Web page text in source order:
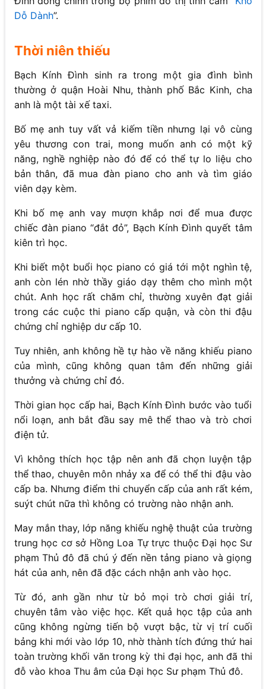
Dỗ Dành”.
Thời niên thiếu
Bạch Kính Đình sinh ra trong một gia đình bình
thường ở quận Hoài Nhu, thành phố Bắc Kinh, cha
anh là một tài xế taxi.
Bố mẹ anh tuy vất vả kiếm tiền nhưng lại vô cùng
yêu thương con trai, mong muốn anh có một kỹ
năng, nghề nghiệp nào đó để có thể tự lo liệu cho
bản thân, đã mua đàn piano cho anh và tìm giáo
viên dạy kèm.
Khi bố mẹ anh vay mượn khắp nơi để mua được
chiếc đàn piano “đắt đỏ”, Bạch Kính Đình quyết tâm
kiên trì học.
Khi biết một buổi học piano có giá tới một nghìn tệ,
anh còn lén nhờ thầy giáo dạy thêm cho mình một
chút. Anh học rất chăm chỉ, thường xuyên đạt giải
trong các cuộc thi piano cấp quận, và còn thi đậu
chứng chỉ nghiệp dư cấp 10.
Tuy nhiên, anh không hề tự hào về năng khiếu piano
của mình, cũng không quan tâm đến những giải
thưởng và chứng chỉ đó.
Thời gian học cấp hai, Bạch Kính Đình bước vào tuổi
nổi loạn, anh bắt đầu say mê thể thao và trò chơi
điện tử.
Vì không thích học tập nên anh đã chọn luyện tập
thể thao, chuyên môn nhảy xa để có thể thi đậu vào
cấp ba. Nhưng điểm thi chuyển cấp của anh rất kém,
suýt chút nữa thì không có trường nào nhận anh.
May mắn thay, lớp năng khiếu nghệ thuật của trường
trung học cơ sở Hồng Loa Tự trực thuộc Đại học Sư
phạm Thủ đô đã chú ý đến nền tảng piano và giọng
hát của anh, nên đã đặc cách nhận anh vào học.
Từ đó, anh gần như từ bỏ mọi trò chơi giải trí,
chuyên tâm vào việc học. Kết quả học tập của anh
cũng không ngừng tiến bộ vượt bậc, từ vị trí cuối
bảng khi mới vào lớp 10, nhờ thành tích đứng thứ hai
toàn trường khối văn trong kỳ thi đại học, anh đã thi
đỗ vào khoa Thu âm của Đại học Sư phạm Thủ đô.